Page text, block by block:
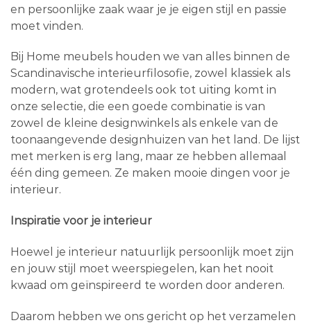
en persoonlijke zaak waar je je eigen stijl en passie
moet vinden.
Bij Home meubels houden we van alles binnen de
Scandinavische interieurfilosofie, zowel klassiek als
modern, wat grotendeels ook tot uiting komt in
onze selectie, die een goede combinatie is van
zowel de kleine designwinkels als enkele van de
toonaangevende designhuizen van het land. De lijst
met merken is erg lang, maar ze hebben allemaal
één ding gemeen. Ze maken mooie dingen voor je
interieur.
Inspiratie voor je interieur
Hoewel je interieur natuurlijk persoonlijk moet zijn
en jouw stijl moet weerspiegelen, kan het nooit
kwaad om geïnspireerd te worden door anderen.
Daarom hebben we ons gericht op het verzamelen